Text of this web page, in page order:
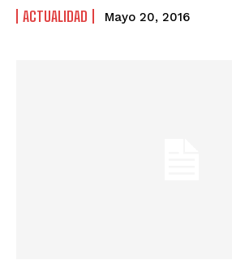
ACTUALIDAD Mayo 20, 2016